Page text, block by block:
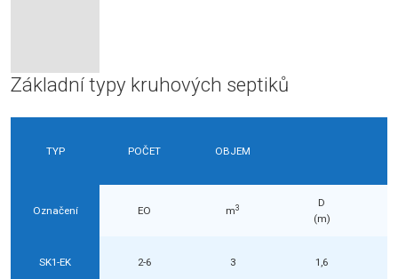
Základní typy kruhových septiků
TYP POČET OBJEM
Označení EO m3
D
(m)
SK1-EK 2-6 3 1,6